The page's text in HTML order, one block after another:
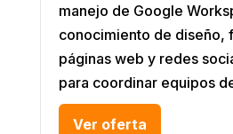
manejo de Google
conocimiento de diseño,
páginas web y redes
para coordinar equipos
Ver oferta